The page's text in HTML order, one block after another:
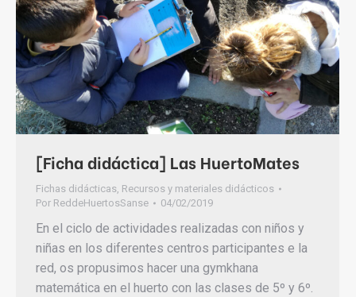
[Ficha didáctica] Las HuertoMates
Fichas didácticas, Recursos y materiales didácticos
Por ReddeHuertosSanse 04/02/2019
En el ciclo de actividades realizadas con niños y
niñas en los diferentes centros participantes e la
red, os propusimos hacer una gymkhana
matemática en el huerto con las clases de 5º y 6º.